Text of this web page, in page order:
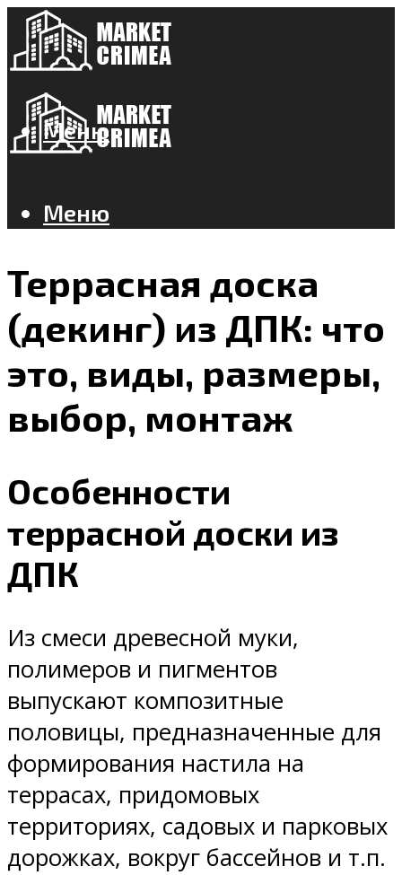
Меню
Меню
Террасная доска
(декинг) из ДПК: что
это, виды, размеры,
выбор, монтаж
Особенности
террасной доски из
ДПК
Из смеси древесной муки,
полимеров и пигментов
выпускают композитные
половицы, предназначенные для
формирования настила на
террасах, придомовых
территориях, садовых и парковых
дорожках, вокруг бассейнов и т.п.